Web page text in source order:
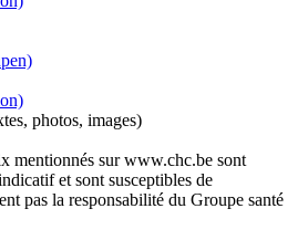
photos, images)
mentionnés sur www.chc.be sont
et sont susceptibles de
pas la responsabilité du Groupe santé